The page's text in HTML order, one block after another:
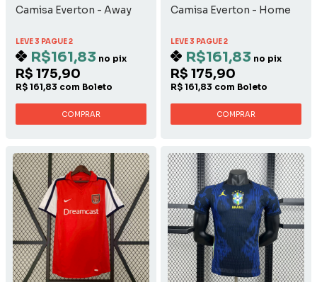
Camisa Everton - Away
LEVE 3 PAGUE 2
R$161,83 no pix
R$ 175,90
R$ 161,83 com Boleto
COMPRAR
Camisa Everton - Home
LEVE 3 PAGUE 2
R$161,83 no pix
R$ 175,90
R$ 161,83 com Boleto
COMPRAR